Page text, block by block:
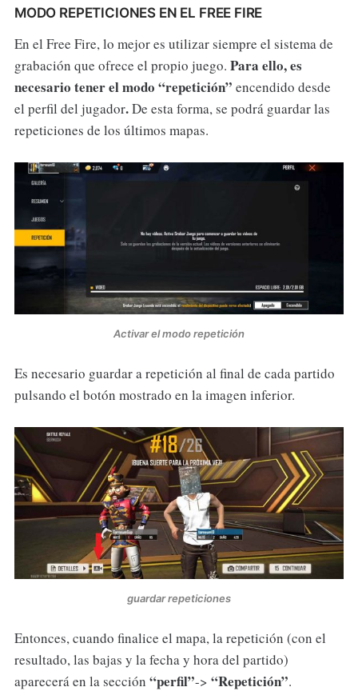
MODO REPETICIONES EN EL FREE FIRE
En el Free Fire, lo mejor es utilizar siempre el sistema de
grabación que ofrece el propio juego. Para ello, es
necesario tener el modo “repetición” encendido desde
el perfil del jugador.De esta forma, se podrá guardar las
repeticiones de los últimos mapas.
Activar el modo repetición
Es necesario guardar a repetición al final de cada partido
pulsando el botón mostrado en la imagen inferior.
guardar repeticiones
Entonces, cuando finalice el mapa, la repetición (con el
resultado, las bajas y la fecha y hora del partido)
aparecerá en la sección “perfil”-> “Repetición”.